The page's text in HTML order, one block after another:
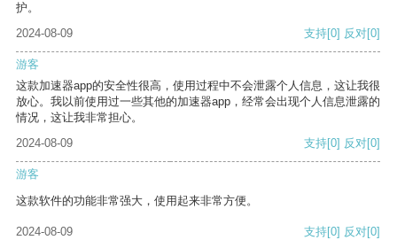
护。
2024-08-09
支持[0] 反对[0]
游客
这款加速器app的安全性很高，使用过程中不会泄露个人信息，这让我很
放心。我以前使用过一些其他的加速器app，经常会出现个人信息泄露的
情况，这让我非常担心。
2024-08-09
支持[0] 反对[0]
游客
这款软件的功能非常强大，使用起来非常方便。
2024-08-09 支持[0] 反对[0]